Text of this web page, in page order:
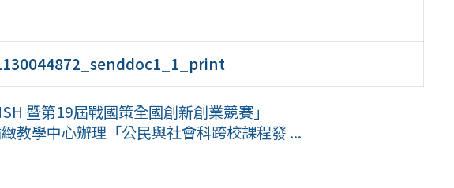
暨第19屆戰國策全國創新創業競賽」
教學中心辦理「公民與社會科跨校課程發 ...